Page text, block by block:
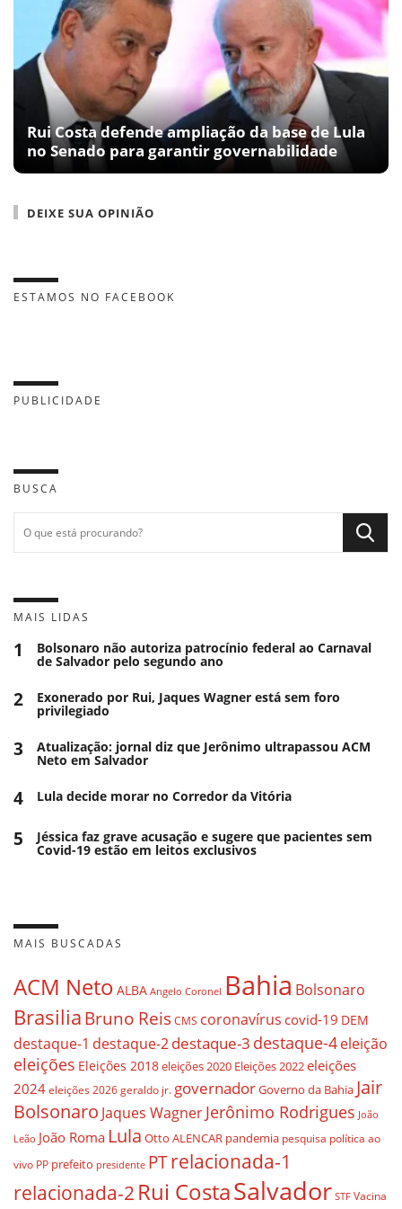
Rui Costa defende ampliação da base de Lula
no Senado para garantir governabilidade
DEIXE SUA OPINIÃO
ESTAMOS NO FACEBOOK
PUBLICIDADE
BUSCA
MAIS LIDAS
1 Bolsonaro não autoriza patrocínio federal ao Carnaval
de Salvador pelo segundo ano
2 Exonerado por Rui, Jaques Wagner está sem foro
privilegiado
3 Atualização: jornal diz que Jerônimo ultrapassou ACM
Neto em Salvador
4 Lula decide morar no Corredor da Vitória
5 Jéssica faz grave acusação e sugere que pacientes sem
Covid-19 estão em leitos exclusivos
MAIS BUSCADAS
ACM Neto ALBA Angelo Coronel Bahia Bolsonaro
BrasiliaBruno ReisCMS coronavírus covid-19 DEM
destaque-1 destaque-2destaque-3 destaque-4eleição
eleições Eleições 2018eleições 2020 Eleições 2022eleições
2024 eleições 2026 geraldo jr. governadorGoverno da Bahia Jair
Bolsonaro Jaques WagnerJerônimo Rodrigues João
Leão João Roma Lula Otto ALENCAR pandemia pesquisa política ao
vivo PP prefeito presidente PTrelacionada-1
relacionada-2 Rui CostaSalvador STF Vacina